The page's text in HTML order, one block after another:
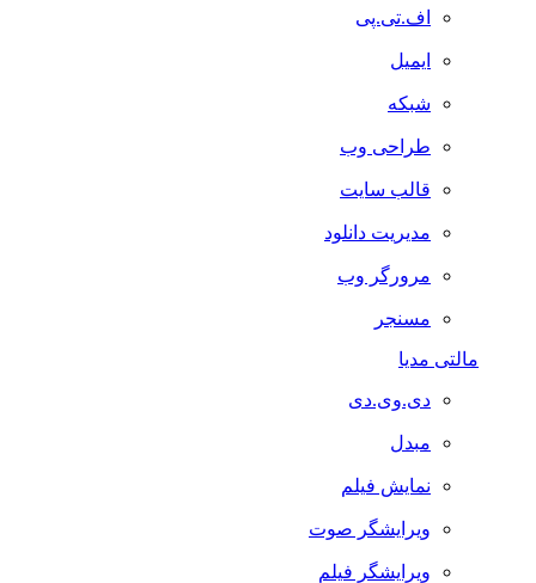
اف.تی.پی
ایمیل
شبکه
طراحی وب
قالب سایت
مدیریت دانلود
مرورگر وب
مسنجر
مالتی مدیا
دی.وی.دی
مبدل
نمایش فیلم
ویرایشگر صوت
ویرایشگر فیلم